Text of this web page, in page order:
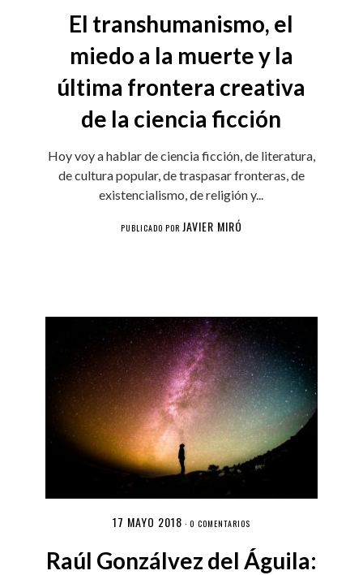
El transhumanismo, el
miedo a la muerte y la
última frontera creativa
de la ciencia ficción
Hoy voy a hablar de ciencia ficción, de literatura,
de cultura popular, de traspasar fronteras, de
existencialismo, de religión y...
PUBLICADO POR JAVIER MIRÓ
17 MAYO 2018 · 0 COMENTARIOS
Raúl Gonzálvez del Águila: